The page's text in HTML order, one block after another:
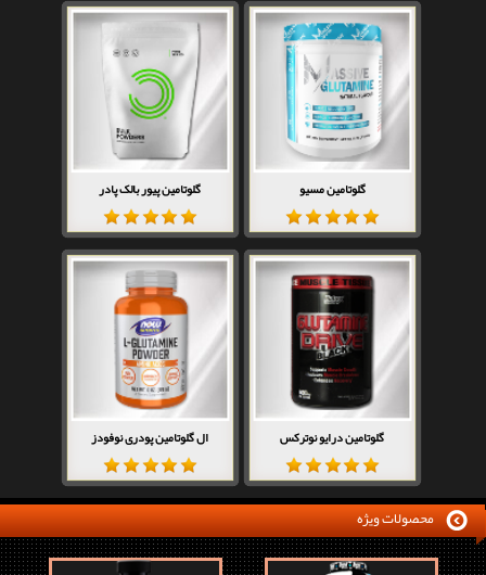
گلوتامین مسیو گلوتامین پیور بالک پادر
گلوتامین درایو نوترکس ال گلوتامین پودری نوفودز
محصولات ویژه